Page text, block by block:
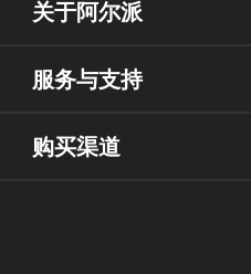
关于阿尔派
服务与支持
购买渠道